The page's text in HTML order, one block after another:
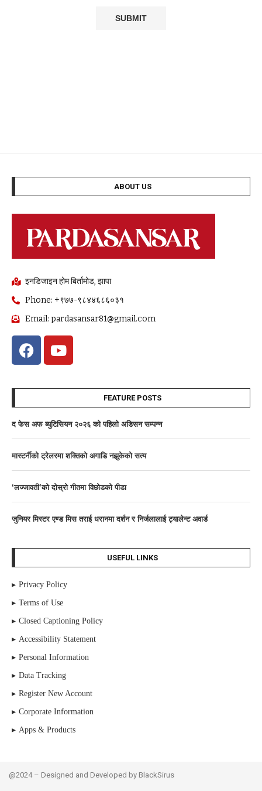
ABOUT US
इनडिजाइन होम बिर्तामोड, झापा
Phone: +९७७-९८४४६८६०३१
Email: pardasansar81@gmail.com
FEATURE POSTS
द फेस अफ ब्युटिसियन २०२६ काे पहिलाे अडिसन सम्पन्न
मास्टर्नीकाे ट्रेलरमा शक्तिकाे अगाडि नझुकेकाे सत्य
‘लज्जावती’को दाेस्राे गीतमा विछोडको पीडा
जुनियर मिस्टर एण्ड मिस तराई धरानमा दर्शन र निर्जलालाई ट्यालेन्ट अवार्ड
USEFUL LINKS
Privacy Policy
Terms of Use
Closed Captioning Policy
Accessibility Statement
Personal Information
Data Tracking
Register New Account
Corporate Information
Apps & Products
@2024 – Designed and Developed by BlackSirus